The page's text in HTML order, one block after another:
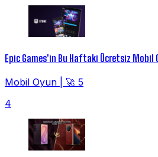
Epic Games'in Bu Haftaki Ücretsiz Mobil
Mobil Oyun
🚀 5
4